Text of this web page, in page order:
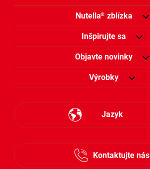
Nutella® zblízka
Inšpirujte sa
Objavte novinky
Výrobky
Jazyk
Kontaktujte nás